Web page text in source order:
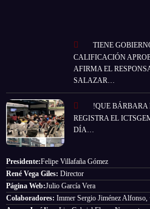
TIENE
CALIFICACIÓN
AFIRMA EL
SALAZAR…
!QUE BÁRBARA
REGISTRA EL
DÍA…
Presidente:Felipe Villafaña Gómez
René Vega Giles: Director
Página Web:Julio García Vera
Colaboradores: Immer Sergio Jiménez